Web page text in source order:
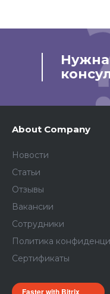
Нужна
About Company
Новости
Статьи
Отзывы
Вакансии
Сотрудники
Политика
Сертификаты
Faster with Bitrix